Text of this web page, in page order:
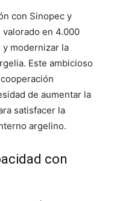
con Sinopec y
en 4.000
modernizar la
Este ambicioso
de aumentar la
satisfacer la
argelino.
con